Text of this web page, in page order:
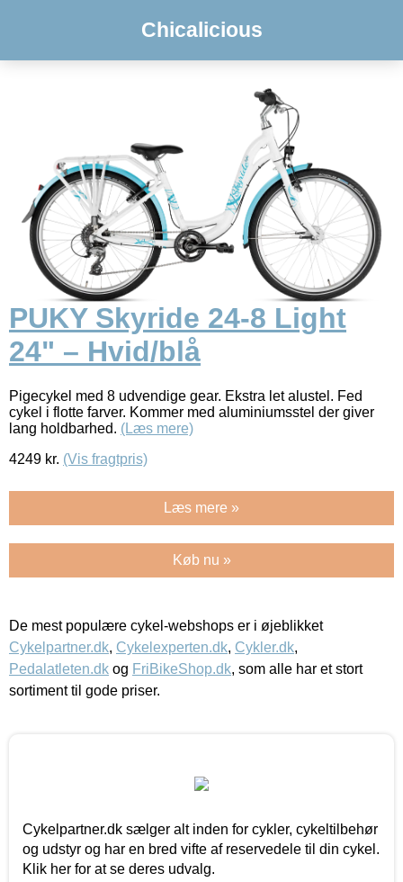
Chicalicious
PUKY Skyride 24-8 Light
24" – Hvid/blå
Pigecykel med 8 udvendige gear. Ekstra let alustel. Fed
cykel i flotte farver. Kommer med aluminiumsstel der giver
lang holdbarhed. (Læs mere)
4249 kr. (Vis fragtpris)
Læs mere »
Køb nu »
De mest populære cykel-webshops er i øjeblikket
Cykelpartner.dk, Cykelexperten.dk, Cykler.dk,
Pedalatleten.dk og FriBikeShop.dk, som alle har et stort
sortiment til gode priser.
Cykelpartner.dk sælger alt inden for cykler, cykeltilbehør
og udstyr og har en bred vifte af reservedele til din cykel.
Klik her for at se deres udvalg.